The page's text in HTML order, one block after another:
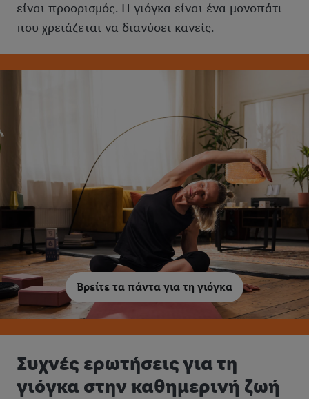
είναι προορισμός. Η γιόγκα είναι ένα μονοπάτι
που χρειάζεται να διανύσει κανείς.
Βρείτε τα πάντα για τη γιόγκα
Συχνές ερωτήσεις για τη
γιόγκα στην καθημερινή ζωή